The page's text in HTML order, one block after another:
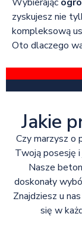
zyskujesz nie
kompleksową
Oto dlaczego
Jakie
Czy marzysz o
Twoją posesję
Nasze
doskonały
Znajdziesz u
się w